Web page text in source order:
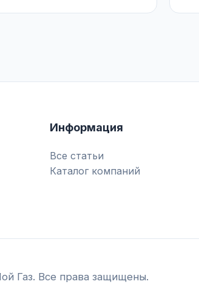
Информация
Все статьи
Каталог компаний
Газ. Все права защищены.